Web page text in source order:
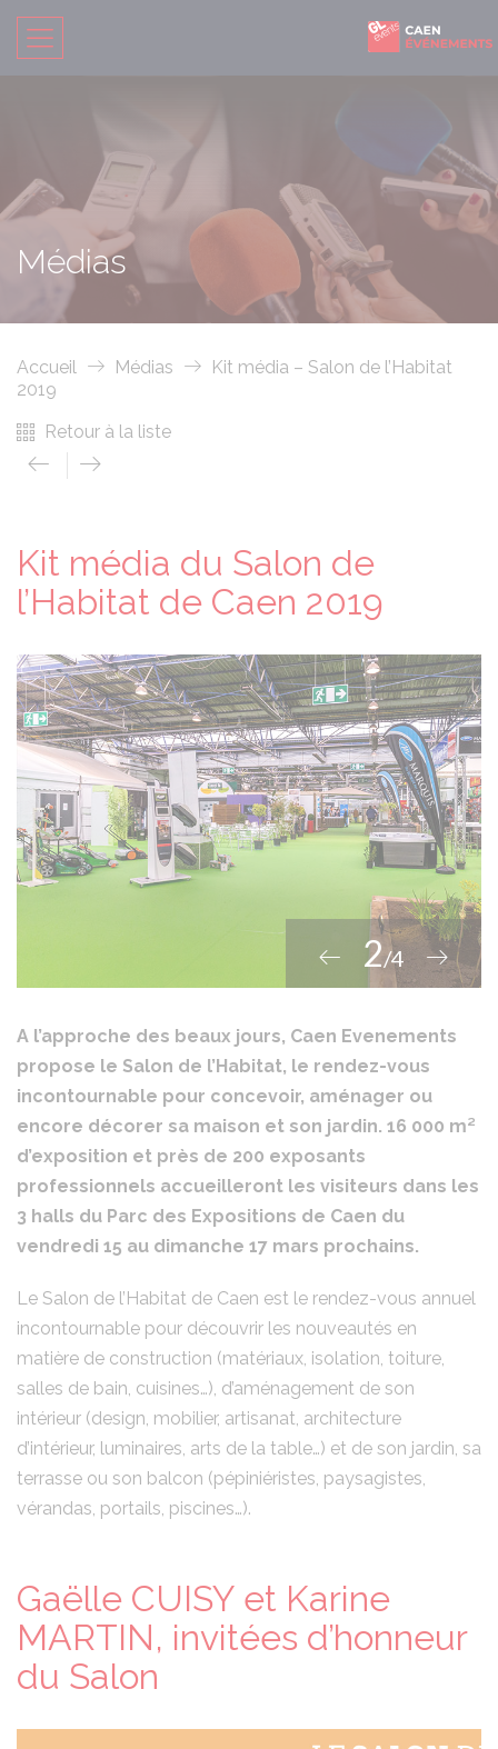
Médias
Accueil Médias
Kit média – Salon de l’Habitat
2019
Retour à la liste
Kit média du Salon de
l’Habitat de Caen 2019
2/4
A l’approche des beaux jours, Caen Evenements
propose le Salon de l’Habitat, le rendez-vous
incontournable pour concevoir, aménager ou
encore décorer sa maison et son jardin. 16 000 m²
d’exposition et près de 200 exposants
professionnels accueilleront les visiteurs dans les
3 halls du Parc des Expositions de Caen du
vendredi 15 au dimanche 17 mars prochains.
Le Salon de l’Habitat de Caen est le rendez-vous annuel
incontournable pour découvrir les nouveautés en
matière de construction (matériaux, isolation, toiture,
salles de bain, cuisines…), d’aménagement de son
intérieur (design, mobilier, artisanat, architecture
d’intérieur, luminaires, arts de la table…) et de son jardin, sa
terrasse ou son balcon (pépiniéristes, paysagistes,
vérandas, portails, piscines…).
Gaëlle CUISY et Karine
MARTIN, invitées d’honneur
du Salon